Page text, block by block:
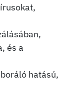
és a
hatású,